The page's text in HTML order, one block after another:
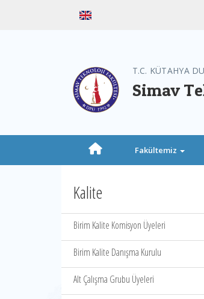
T.C. KÜTAHYA
Simav
Fakültemiz
Kalite
Birim Kalite Komisyon Üyeleri
Birim Kalite Danışma Kurulu
Alt Çalışma Grubu Üyeleri